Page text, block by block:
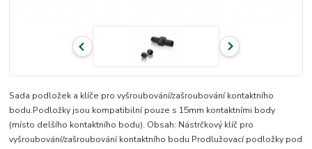
Sada podložek a klíče pro vyšroubování/zašroubování kontaktního
bodu.Podložky jsou kompatibilní pouze s 15mm kontaktními body
(místo delšího kontaktního bodu). Obsah: Nástrčkový klíč pro
vyšroubování/zašroubování kontaktního bodu Prodlužovací podložky pod